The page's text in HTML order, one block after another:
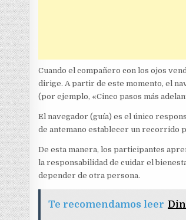
Cuando el compañero con los ojos
dirige. A partir de este momento, el
(por ejemplo, «Cinco pasos más
El navegador (guía) es el único
de antemano establecer un recorrido
De esta manera, los participantes
la responsabilidad de cuidar el
depender de otra persona.
Te recomendamos leer